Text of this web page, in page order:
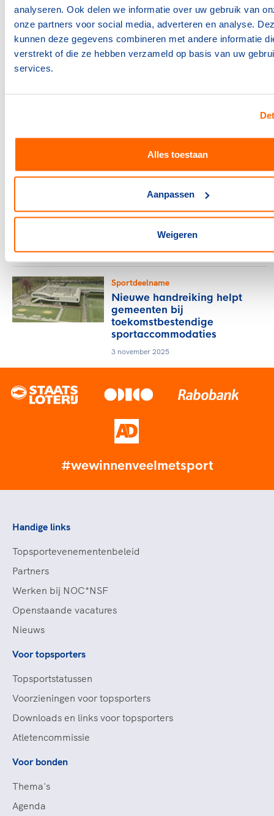
analyseren. Ook delen we informatie over uw gebruik van
onze partners voor social media, adverteren en analyse.
kunnen deze gegevens combineren met andere informatie
verstrekt of die ze hebben verzameld op basis van uw
services.
Alles toestaan
Aanpassen
Weigeren
Bonden
BOSA-regeling 2026 opent
op 5 januari
Doe mee met de verkiezing:
Sportaccommodatie van het
jaar 2026
10 november 2025
Sportdeelname
Nieuwe handreiking helpt
gemeenten bij
toekomstbestendige
sportaccommodaties
3 november 2025
#wewinnenveelmetsport
Handige links
Topsportevenementenbeleid
Partners
Werken bij NOC*NSF
Openstaande vacatures
Nieuws
Voor topsporters
Topsportstatussen
Voorzieningen voor topsporters
Downloads en links voor topsporters
Atletencommissie
Voor bonden
Thema's
Agenda